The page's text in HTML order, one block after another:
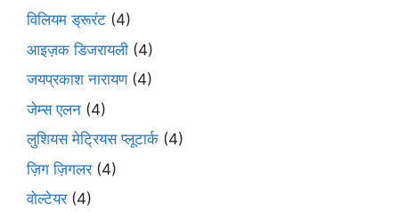
विलियम ड्रूरंट (4)
आइज़क डिजरायली (4)
जयप्रकाश नारायण(4)
जेम्स एलन (4)
लुशियस मेट्रियस प्लूटार्क (4)
ज़िग ज़िगलर(4)
वोल्टेयर(4)